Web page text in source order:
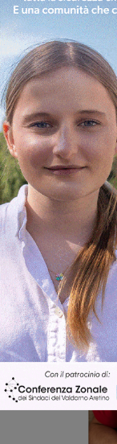
processo, lo
Articolo precedente
Anche Sophie Poletta
programma a Roma
under 16
Ultime Notizie